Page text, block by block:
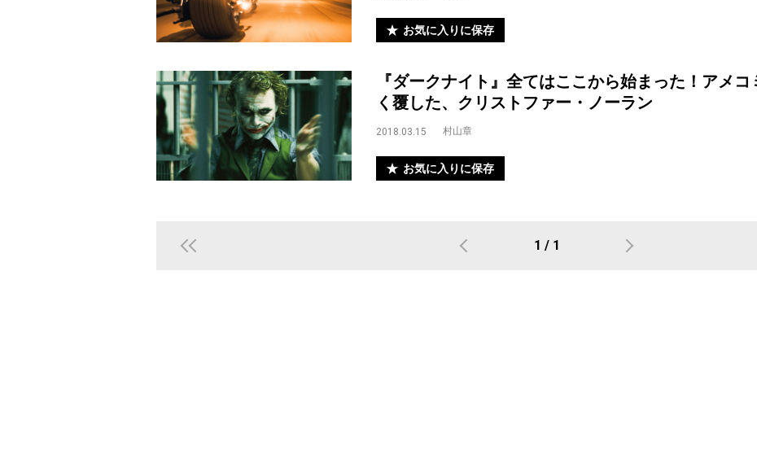
お気に入りに保存
『ダークナイト』全てはここから始まった！アメ
く覆した、クリストファー・ノーラン
2018.03.15 村山章
お気に入りに保存
1 / 1